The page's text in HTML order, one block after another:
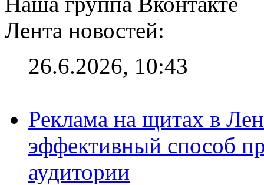
Лента новостей:
26.6.2026, 10:43
Реклама на щитах в
эффективный способ
аудитории